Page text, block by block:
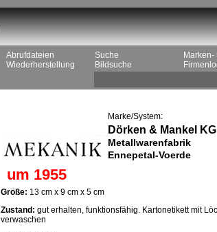
Abrufdateien
Wiederherstellung
Suche
Bildsuche
Marken-
Marke/System:
Dörken & Mankel KG
Metallwarenfabrik
Ennepetal-Voerde
um 1955
Größe: 13 cm x 9 cm x 5 cm
Zustand: gut erhalten, funktionsfähig. Kartonetikett mit
verwaschen